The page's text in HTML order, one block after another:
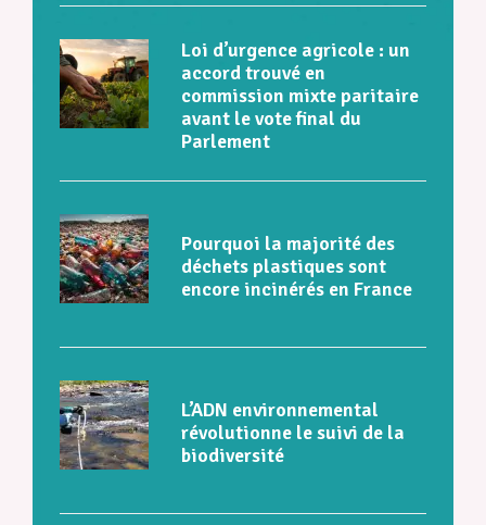
Loi d’urgence agricole : un
accord trouvé en
commission mixte paritaire
avant le vote final du
Parlement
Pourquoi la majorité des
déchets plastiques sont
encore incinérés en France
L’ADN environnemental
révolutionne le suivi de la
biodiversité